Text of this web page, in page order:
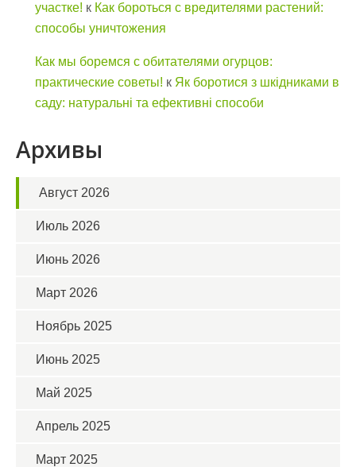
участке! к Как бороться с вредителями растений:
способы уничтожения
Как мы боремся с обитателями огурцов:
практические советы! к Як боротися з шкідниками в
саду: натуральні та ефективні способи
Архивы
Август 2026
Июль 2026
Июнь 2026
Март 2026
Ноябрь 2025
Июнь 2025
Май 2025
Апрель 2025
Март 2025